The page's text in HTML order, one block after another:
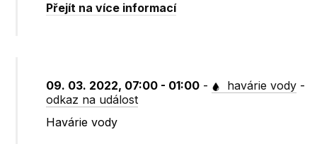
Přejít na více informací
09. 03. 2022, 07:00 - 01:00 - havárie vody -
odkaz na událost
Havárie vody